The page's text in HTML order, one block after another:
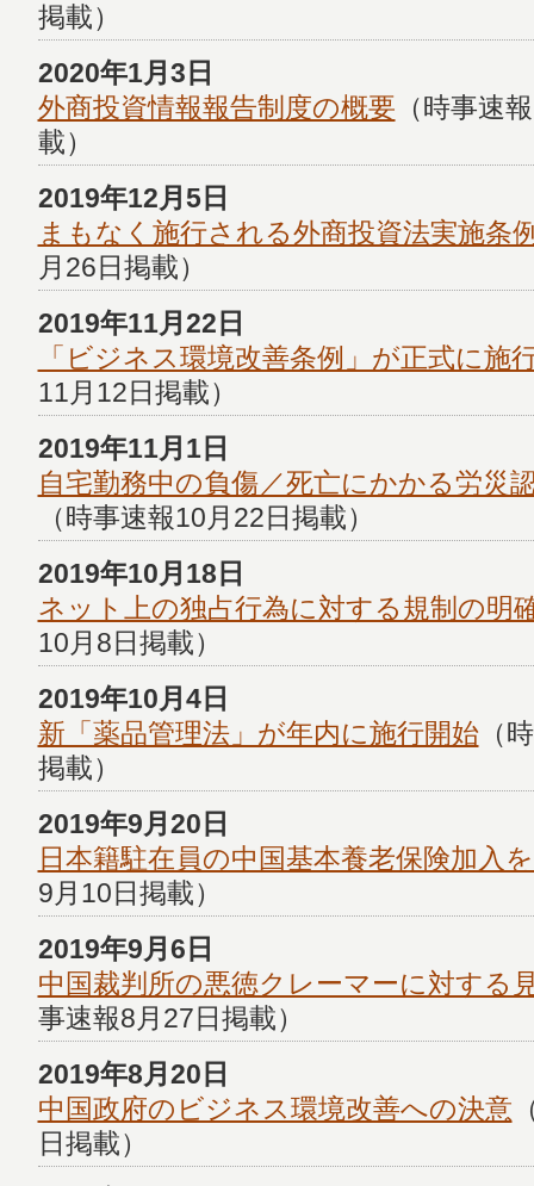
掲載）
2020年1月3日
外商投資情報報告制度の概要 （時事速
載）
2019年12月5日
まもなく施行される外商投資法実施条
月26日掲載）
2019年11月22日
「ビジネス環境改善条例」が正式に施
11月12日掲載）
2019年11月1日
自宅勤務中の負傷／死亡にかかる労災
（時事速報10月22日掲載）
2019年10月18日
ネット上の独占行為に対する規制の明
10月8日掲載）
2019年10月4日
新「薬品管理法」が年内に施行開始（
掲載）
2019年9月20日
日本籍駐在員の中国基本養老保険加入
9月10日掲載）
2019年9月6日
中国裁判所の悪徳クレーマーに対する
事速報8月27日掲載）
2019年8月20日
中国政府のビジネス環境改善への決意
日掲載）